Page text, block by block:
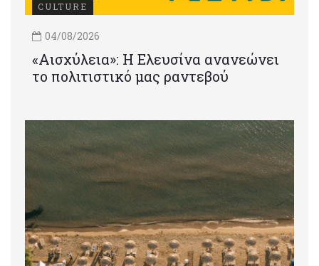
CULTURE
04/08/2026
«Αισχύλεια»: Η Ελευσίνα ανανεώνει
το πολιτιστικό μας ραντεβού